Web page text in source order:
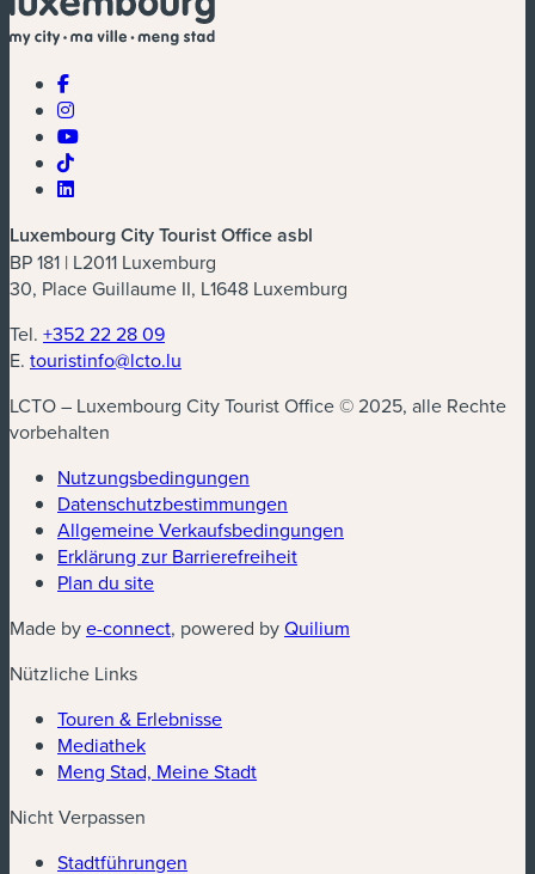
Luxembourg City Tourist Office asbl
BP 181 | L2011 Luxemburg
30, Place Guillaume II, L1648 Luxemburg
Tel. +352 22 28 09
E. touristinfo@lcto.lu
LCTO – Luxembourg City Tourist Office © 2025, alle Rechte
vorbehalten
Nutzungsbedingungen
Datenschutzbestimmungen
Allgemeine Verkaufsbedingungen
Erklärung zur Barrierefreiheit
Plan du site
Made bye-connect(neues Fenster)
, powered byQuilium
Nützliche Links
Touren & Erlebnisse
Mediathek
Meng Stad, Meine Stadt
Nicht Verpassen
Stadtführungen